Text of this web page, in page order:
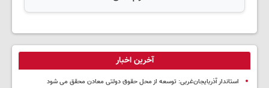
آخرین اخبار
استاندار آذربایجان‌غربی: توسعه از محل حقوق دولتی معادن محقق می شود